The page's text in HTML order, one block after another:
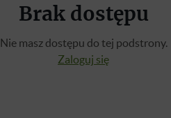
Brak dostępu
Nie masz dostępu do tej podstrony.
Zaloguj się